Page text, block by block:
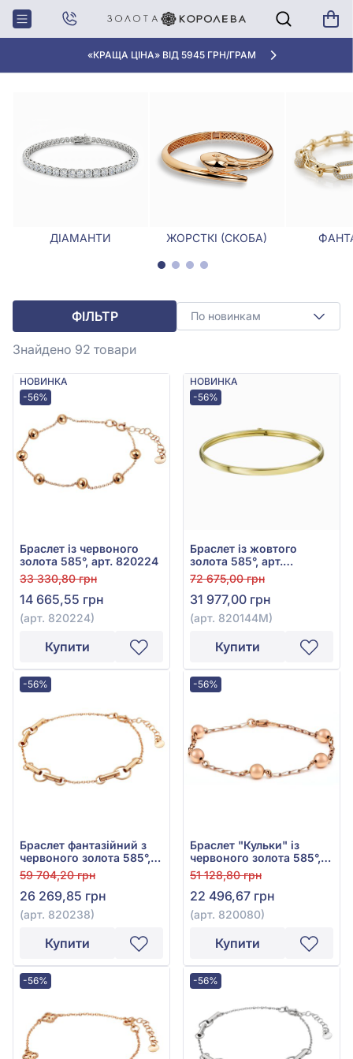
«КРАЩА ЦІНА» ВІД 5945 ГРН/ГРАМ
Головна Браслети Браслети, Розмір - 17,0
БРАСЛЕТИ, РОЗМІР - 17,0
ДІАМАНТИ ЖОРСТКІ (СКОБА)
ФІЛЬТР По новинкам
Знайдено 92 товари
НОВИНКА
-56%
Браслет із червоного
золота 585°, арт. 820224
33 330,80 грн
14 665,55 грн
(арт. 820224)
Купити
НОВИНКА
-56%
Браслет із жовтого
золота 585°, арт.
820144М
72 675,00 грн
31 977,00 грн
(арт. 820144М)
Купити
-56%
Браслет фантазійний з
червоного золота 585°,
без вставки, арт. 820238
59 704,20 грн
26 269,85 грн
(арт. 820238)
Купити
-56%
Браслет "Кульки" із
червоного золота 585°,
арт. 820080
51 128,80 грн
22 496,67 грн
(арт. 820080)
Купити
-56% -56%